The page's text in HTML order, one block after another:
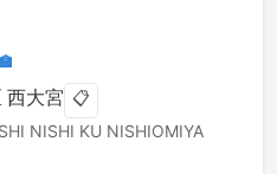
🏣
西大宮 📋
NISHI KU NISHIOMIYA